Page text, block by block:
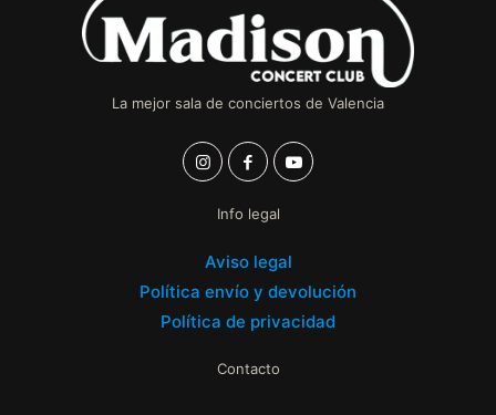
La mejor sala de conciertos de Valencia
Info legal
Aviso legal
Política envío y devolución
Política de privacidad
Contacto